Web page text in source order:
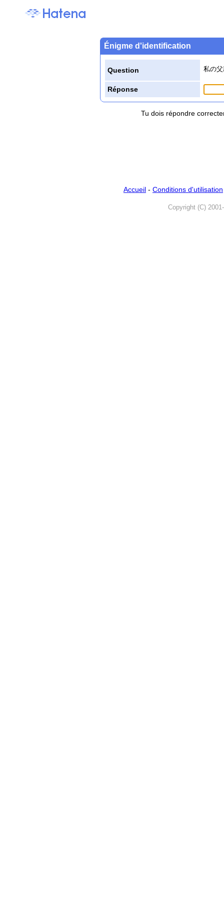
Énigme d'identification
Question 私の
Réponse
Tu dois répondre
Accueil - Conditions d'utilisation
Copyright (C)